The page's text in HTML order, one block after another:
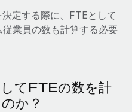
定する際に、FTEとして
業員の数も計算する必要
てFTEの数を計
か？